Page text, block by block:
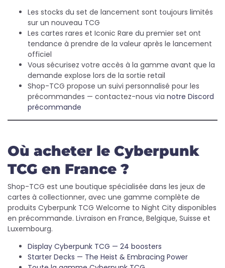
Les stocks du set de lancement sont toujours limités
sur un nouveau TCG
Les cartes rares et Iconic Rare du premier set ont
tendance à prendre de la valeur après le lancement
officiel
Vous sécurisez votre accès à la gamme avant que la
demande explose lors de la sortie retail
Shop-TCG propose un suivi personnalisé pour les
précommandes — contactez-nous via notre Discord
précommande
Où acheter le Cyberpunk
TCG en France ?
Shop-TCG est une boutique spécialisée dans les jeux de
cartes à collectionner, avec une gamme complète de
produits Cyberpunk TCG Welcome to Night City disponibles
en précommande. Livraison en France, Belgique, Suisse et
Luxembourg.
Display Cyberpunk TCG — 24 boosters
Starter Decks — The Heist & Embracing Power